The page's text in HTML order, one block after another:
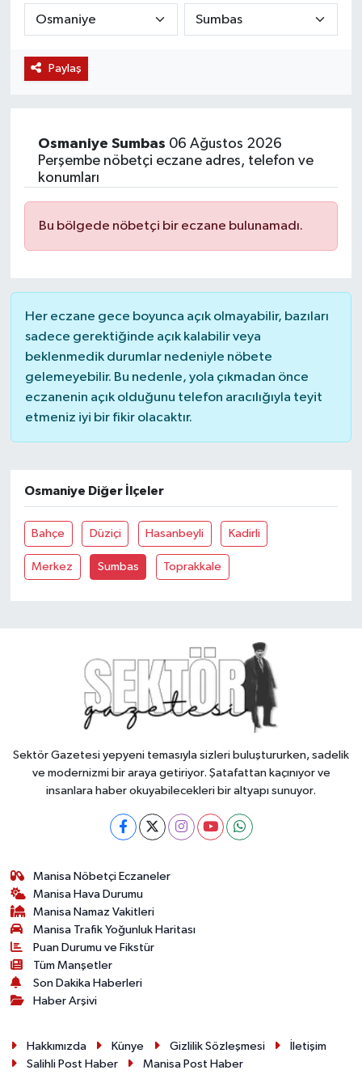
Paylaş
Osmaniye Sumbas 06 Ağustos 2026
Perşembe nöbetçi eczane adres, telefon ve
konumları
Bu bölgede nöbetçi bir eczane bulunamadı.
Her eczane gece boyunca açık olmayabilir, bazıları
sadece gerektiğinde açık kalabilir veya
beklenmedik durumlar nedeniyle nöbete
gelemeyebilir. Bu nedenle, yola çıkmadan önce
eczanenin açık olduğunu telefon aracılığıyla teyit
etmeniz iyi bir fikir olacaktır.
Osmaniye Diğer İlçeler
Bahçe Düziçi Hasanbeyli Kadirli
Merkez Sumbas Toprakkale
Sektör Gazetesi yepyeni temasıyla sizleri buluştururken, sadelik
ve modernizmi bir araya getiriyor. Şatafattan kaçınıyor ve
insanlara haber okuyabilecekleri bir altyapı sunuyor.
Manisa Nöbetçi Eczaneler
Manisa Hava Durumu
Manisa Namaz Vakitleri
Manisa Trafik Yoğunluk Haritası
Puan Durumu ve Fikstür
Tüm Manşetler
Son Dakika Haberleri
Haber Arşivi
Hakkımızda Künye Gizlilik Sözleşmesi
İletişim
Salihli Post Haber
Manisa Post Haber
KÜLTÜR SANAT
YAŞAM
SARIGÖL
SARUHANLI
KIRKAĞAÇ
GÖLMARMARA
KÖPRÜBAŞI
SOMA
KÖPRÜBAŞI
KULA
SARIGÖL
ŞEHZADELER
SOMA
TURGUTLU
YUNUSEMRE
EKONOMİ
EĞİTİM
SPOR
YAZARLAR
MANİSA'NIN YÖRESEL LEZZETLERİ
MANİSA'YI KEŞFET
TÜRKİYE'DE TREND HABERLER
ÖZEL HABER